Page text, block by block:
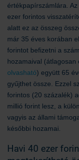
értékpapírszámlára.
ezer forintos
alatt ez az összeg
már 35 éves korában
forintot befizetni a
hozamaival (átlagosan
olvasható) együtt 65
gyűjthet össze. Ezzel
forintos (20 százalék)
millió forint lesz, a
vagyis az állami
későbbi hozamai.